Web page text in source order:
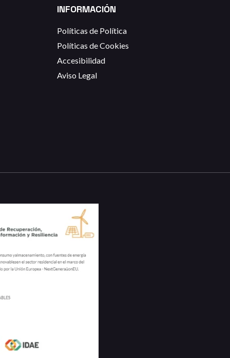
INFORMACIÓN
Políticas de Política
Políticas de Cookies
Accesibilidad
Aviso Legal